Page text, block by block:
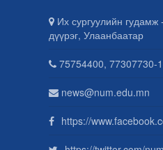
Их сургуулийн
дүүрэг, Улаанбаатар
75754400, 77307730-
news@num.edu.mn
https://